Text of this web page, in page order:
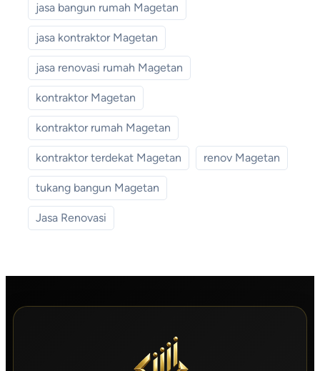
jasa bangun rumah Magetan
jasa kontraktor Magetan
jasa renovasi rumah Magetan
kontraktor Magetan
kontraktor rumah Magetan
kontraktor terdekat Magetan renov Magetan
tukang bangun Magetan
Jasa Renovasi